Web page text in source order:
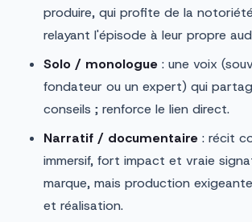
produire, qui profite de la
relayant l'épisode à leur propre
Solo / monologue : une voix
fondateur ou un expert) qui
conseils ; renforce le lien direct.
Narratif / documentaire : récit
immersif, fort impact et vraie
marque, mais production
et réalisation.